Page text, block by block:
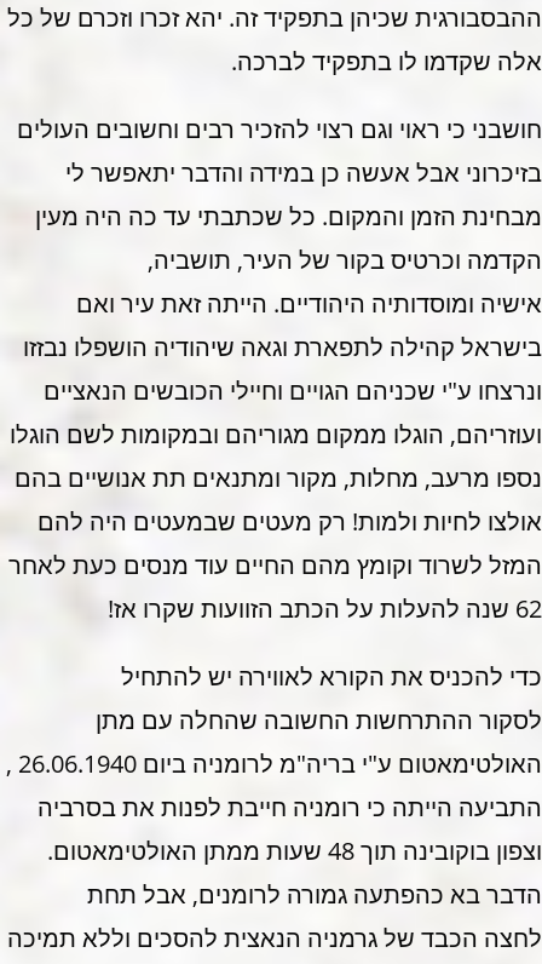
ההבסבורגית שכיהן בתפקיד זה. יהא זכרו וזכרם של כל
אלה שקדמו לו בתפקיד לברכה.
חושבני כי ראוי וגם רצוי להזכיר רבים וחשובים העולים
בזיכרוני אבל אעשה כן במידה והדבר יתאפשר לי
מבחינת הזמן והמקום. כל שכתבתי עד כה היה מעין
הקדמה וכרטיס בקור של העיר, תושביה,
אישיה ומוסדותיה היהודיים. הייתה זאת עיר ואם
בישראל קהילה לתפארת וגאה שיהודיה הושפלו נבזזו
ונרצחו ע"י שכניהם הגויים וחיילי הכובשים הנאציים
ועוזריהם, הוגלו ממקום מגוריהם ובמקומות לשם הוגלו
נספו מרעב, מחלות, מקור ומתנאים תת אנושיים בהם
אולצו לחיות ולמות! רק מעטים שבמעטים היה להם
המזל לשרוד וקומץ מהם החיים עוד מנסים כעת לאחר
62 שנה להעלות על הכתב הזוועות שקרו אז!
כדי להכניס את הקורא לאווירה יש להתחיל
לסקור ההתרחשות החשובה שהחלה עם מתן
האולטימאטום ע"י בריה"מ לרומניה ביום 26.06.1940 ,
התביעה הייתה כי רומניה חייבת לפנות את בסרביה
וצפון בוקובינה תוך 48 שעות ממתן האולטימאטום.
הדבר בא כהפתעה גמורה לרומנים, אבל תחת
לחצה הכבד של גרמניה הנאצית להסכים וללא תמיכה